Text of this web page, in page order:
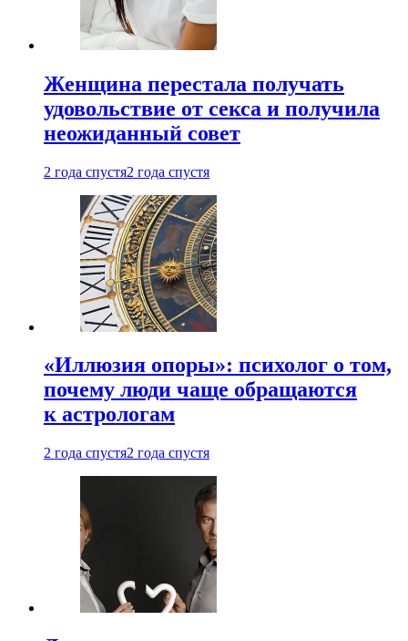
Женщина перестала получать
удовольствие от секса и получила
неожиданный совет
2 года спустя2 года спустя
«Иллюзия опоры»: психолог о том,
почему люди чаще обращаются
к астрологам
2 года спустя2 года спустя